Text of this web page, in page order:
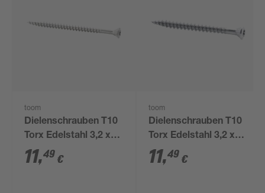
toom
Dielenschrauben T10
Torx Edelstahl 3,2 x
50 mm 100 Stück
11,49 €
toom
Dielenschrauben T10
Torx Edelstahl 3,2 x
40 mm 125 Stück
11,49 €